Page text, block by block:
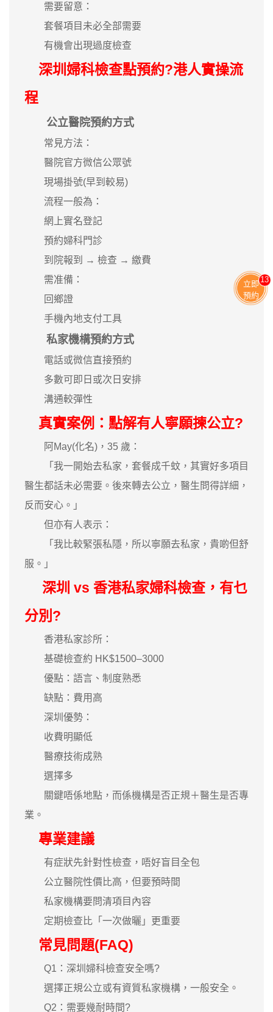
需要留意：
套餐項目未必全部需要
有機會出現過度檢查
深圳婦科檢查點預約?港人實操流
程
公立醫院預約方式
常見方法：
醫院官方微信公眾號
現場掛號(早到較易)
流程一般為：
網上實名登記
預約婦科門診
到院報到 → 檢查 → 繳費
需准備：
回鄉證
手機內地支付工具
私家機構預約方式
電話或微信直接預約
多數可即日或次日安排
溝通較彈性
真實案例：點解有人寧願揀公立?
阿May(化名)，35 歲：
「我一開始去私家，套餐成千蚊，其實好多項目
醫生都話未必需要。後來轉去公立，醫生問得詳細，
反而安心。」
但亦有人表示：
「我比較緊張私隱，所以寧願去私家，貴啲但舒
服。」
深圳 vs 香港私家婦科檢查，有乜
分別?
香港私家診所：
基礎檢查約 HK$1500–3000
優點：語言、制度熟悉
缺點：費用高
深圳優勢：
收費明顯低
醫療技術成熟
選擇多
關鍵唔係地點，而係機構是否正規＋醫生是否專
業。
專業建議
有症狀先針對性檢查，唔好盲目全包
公立醫院性價比高，但要預時間
私家機構要問清項目內容
定期檢查比「一次做曬」更重要
常見問題(FAQ)
Q1：深圳婦科檢查安全嗎?
選擇正規公立或有資質私家機構，一般安全。
Q2：需要幾耐時間?
立即
預約
13